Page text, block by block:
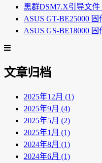
黑群DSM7.X引导文件
ASUS GT-BE25000 固
ASUS GS-BE18000 固
文章归档
2025年12月 (1)
2025年9月 (4)
2025年5月 (2)
2025年1月 (1)
2024年8月 (1)
2024年6月 (1)